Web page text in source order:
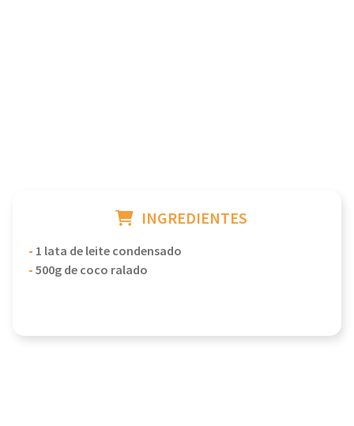
INGREDIENTES
- 1 lata de leite condensado
-500g de coco ralado